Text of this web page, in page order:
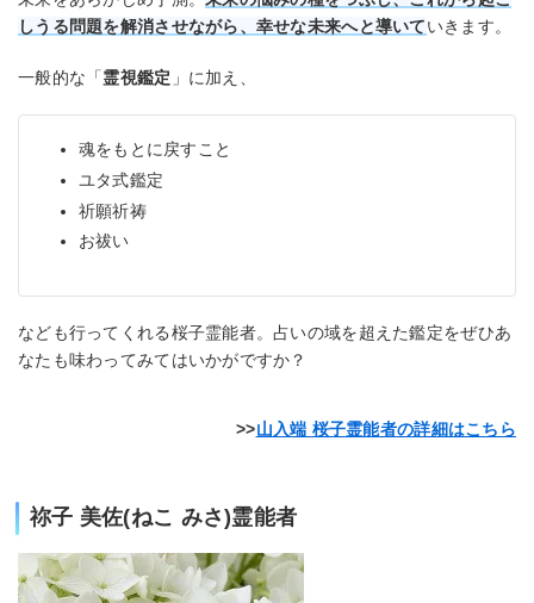
しうる問題を解消させながら、幸せな未来へと導いていきます。
一般的な「霊視鑑定 」に加え、
魂をもとに戻すこと
ユタ式鑑定
祈願祈祷
お祓い
なども行ってくれる桜子霊能者。占いの域を超えた鑑定をぜひあ
なたも味わってみてはいかがですか？
山入端 桜子霊能者の詳細はこちら
祢子 美佐(ねこ みさ)霊能者